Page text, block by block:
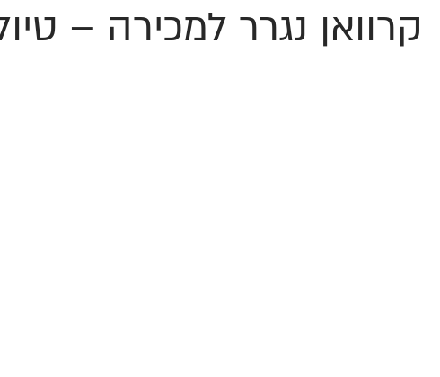
קרוואן נגרר למכירה –